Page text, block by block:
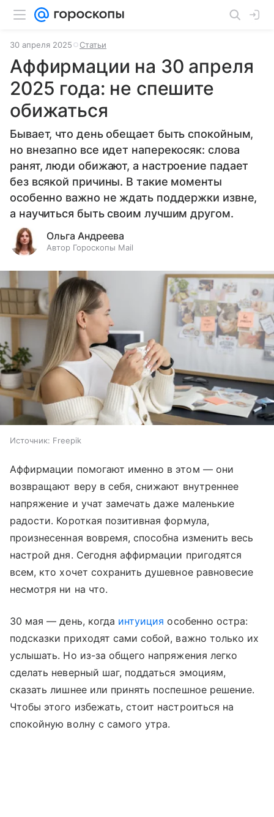
30 апреля 2025 Статьи
Аффирмации на 30 апреля
2025 года: не спешите
обижаться
Бывает, что день обещает быть спокойным,
но внезапно все идет наперекосяк: слова
ранят, люди обижают, а настроение падает
без всякой причины. В такие моменты
особенно важно не ждать поддержки извне,
а научиться быть своим лучшим другом.
Ольга Андреева
Автор Гороскопы Mail
Источник: Freepik
Аффирмации помогают именно в этом — они
возвращают веру в себя, снижают внутреннее
напряжение и учат замечать даже маленькие
радости. Короткая позитивная формула,
произнесенная вовремя, способна изменить весь
настрой дня. Сегодня аффирмации пригодятся
всем, кто хочет сохранить душевное равновесие
несмотря ни на что.
30 мая — день, когда интуиция особенно остра:
подсказки приходят сами собой, важно только их
услышать. Но из-за общего напряжения легко
сделать неверный шаг, поддаться эмоциям,
сказать лишнее или принять поспешное решение.
Чтобы этого избежать, стоит настроиться на
спокойную волну с самого утра.